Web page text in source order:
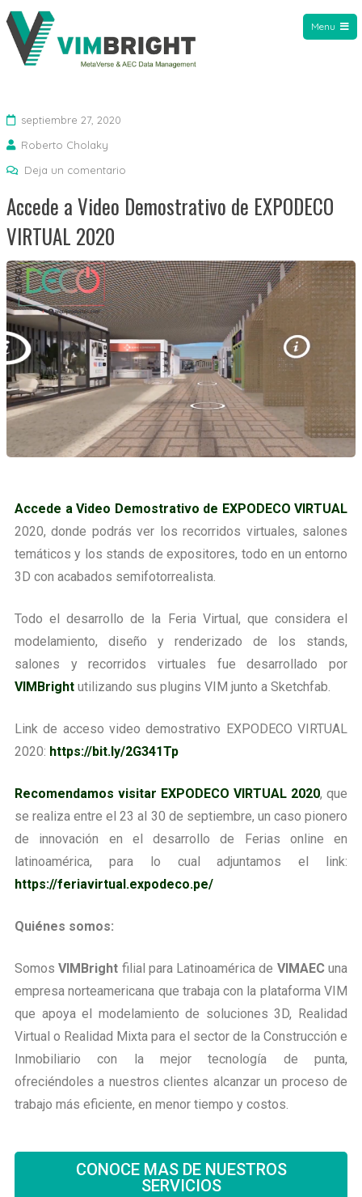
Menu
septiembre 27, 2020
Roberto Cholaky
Deja un comentario
Accede a Video Demostrativo de EXPODECO
VIRTUAL 2020
Accede a Video Demostrativo de EXPODECO VIRTUAL
2020, donde podrás ver los recorridos virtuales, salones
temáticos y los stands de expositores, todo en un entorno
3D con acabados semifotorrealista.
Todo el desarrollo de la Feria Virtual, que considera el
modelamiento, diseño y renderizado de los stands,
salones y recorridos virtuales fue desarrollado por
VIMBright utilizando sus plugins VIM junto a Sketchfab.
Link de acceso video demostrativo EXPODECO VIRTUAL
2020: https://bit.ly/2G341Tp
Recomendamos visitar EXPODECO VIRTUAL 2020, que
se realiza entre el 23 al 30 de septiembre, un caso pionero
de innovación en el desarrollo de Ferias online en
latinoamérica, para lo cual adjuntamos el link:
https://feriavirtual.expodeco.pe/
Quiénes somos:
SomosVIMBright filial para Latinoamérica de VIMAECuna
empresa norteamericana que trabaja con la plataforma VIM
que apoya el modelamiento de soluciones 3D, Realidad
Virtual o Realidad Mixta para el sector de la Construcción e
Inmobiliario con la mejor tecnología de punta,
ofreciéndoles a nuestros clientes alcanzar un proceso de
trabajo más eficiente, en menor tiempo y costos.
CONOCE MAS DE NUESTROS
SERVICIOS